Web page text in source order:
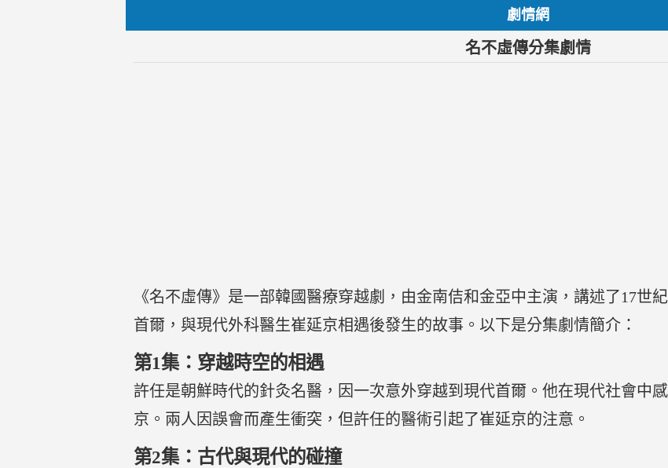
劇情網
名不虛傳分集劇情
《名不虛傳》是一部韓國醫療穿越劇，由金南佶和金亞中主演，講述了17世
首爾，與現代外科醫生崔延京相遇後發生的故事。以下是分集劇情簡介：
第1集：穿越時空的相遇
許任是朝鮮時代的針灸名醫，因一次意外穿越到現代首爾。他在現代社會中
京。兩人因誤會而產生衝突，但許任的醫術引起了崔延京的注意。
第2集：古代與現代的碰撞